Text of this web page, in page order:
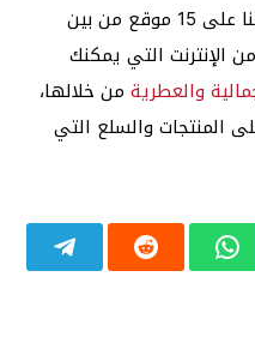
في الختام، في مقال اليوم تعرفنا على 15 موقع من بين
الإنترنت التي يمكنك
والعطرية من خلالها،
المنتجات والسلع التي